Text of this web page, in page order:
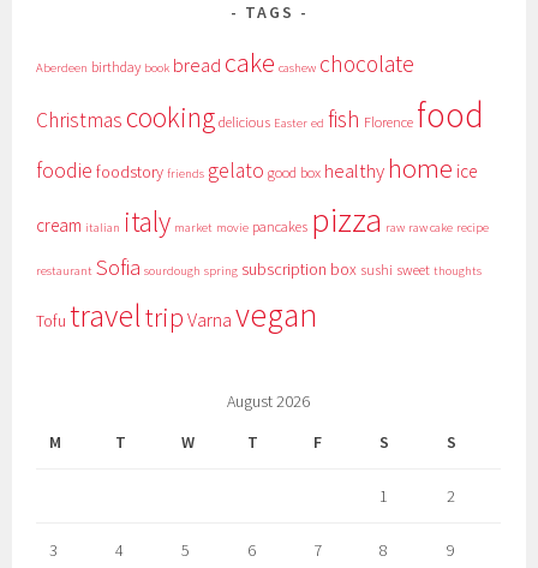
TAGS
Aberdeen birthday book bread cake cashew chocolate
Christmas cooking delicious Easter ed fish Florence food
foodie foodstory friends gelato good box healthyhome ice
cream italian italy market movie pancakes pizza raw raw cake recipe
restaurant Sofia sourdough spring subscription box sushi sweet thoughts
Tofu traveltrip Varna vegan
August 2026
M
T W T F S S
1 2
3 4 5 6 7 8 9